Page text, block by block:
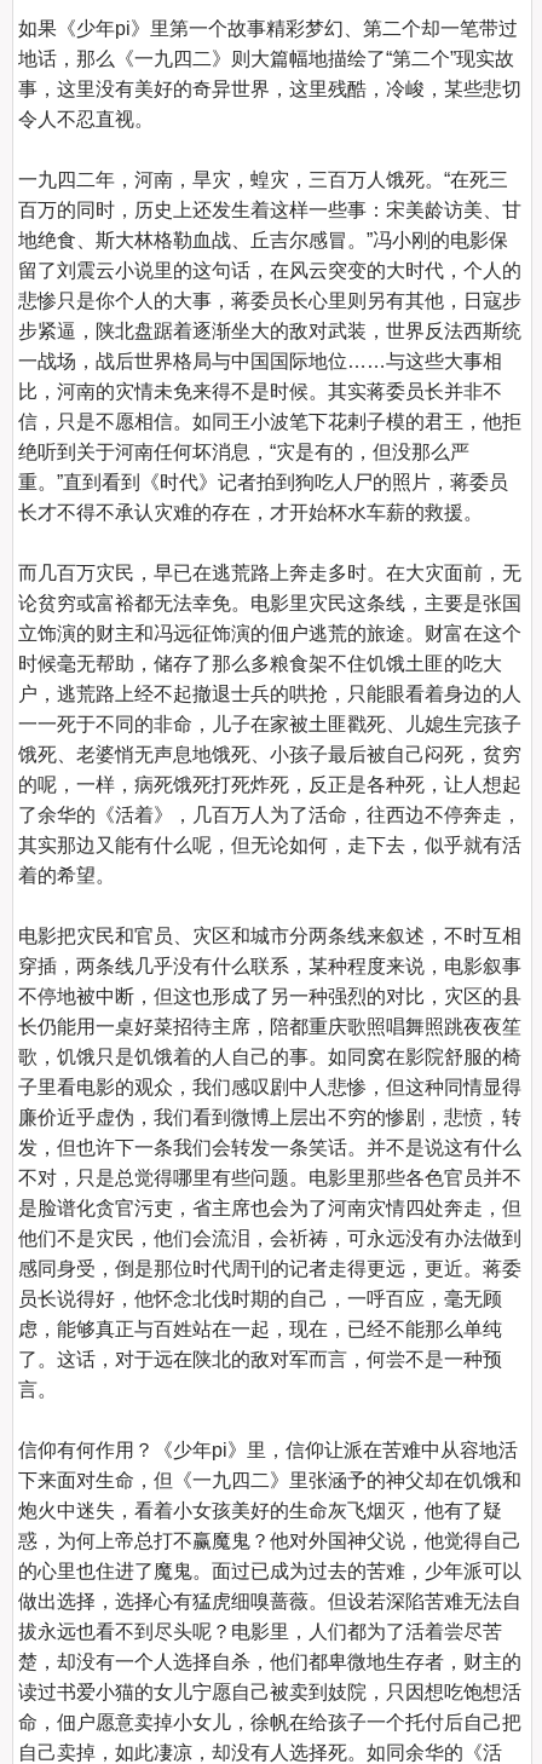
如果《少年pi》里第一个故事精彩梦幻、第二个却一笔带过
地话，那么《一九四二》则大篇幅地描绘了“第二个”现实故
事，这里没有美好的奇异世界，这里残酷，冷峻，某些悲切
令人不忍直视。
一九四二年，河南，旱灾，蝗灾，三百万人饿死。“在死三
百万的同时，历史上还发生着这样一些事：宋美龄访美、甘
地绝食、斯大林格勒血战、丘吉尔感冒。”冯小刚的电影保
留了刘震云小说里的这句话，在风云突变的大时代，个人的
悲惨只是你个人的大事，蒋委员长心里则另有其他，日寇步
步紧逼，陕北盘踞着逐渐坐大的敌对武装，世界反法西斯统
一战场，战后世界格局与中国国际地位……与这些大事相
比，河南的灾情未免来得不是时候。其实蒋委员长并非不
信，只是不愿相信。如同王小波笔下花剌子模的君王，他拒
绝听到关于河南任何坏消息，“灾是有的，但没那么严
重。”直到看到《时代》记者拍到狗吃人尸的照片，蒋委员
长才不得不承认灾难的存在，才开始杯水车薪的救援。
而几百万灾民，早已在逃荒路上奔走多时。在大灾面前，无
论贫穷或富裕都无法幸免。电影里灾民这条线，主要是张国
立饰演的财主和冯远征饰演的佃户逃荒的旅途。财富在这个
时候毫无帮助，储存了那么多粮食架不住饥饿土匪的吃大
户，逃荒路上经不起撤退士兵的哄抢，只能眼看着身边的人
一一死于不同的非命，儿子在家被土匪戳死、儿媳生完孩子
饿死、老婆悄无声息地饿死、小孩子最后被自己闷死，贫穷
的呢，一样，病死饿死打死炸死，反正是各种死，让人想起
了余华的《活着》，几百万人为了活命，往西边不停奔走，
其实那边又能有什么呢，但无论如何，走下去，似乎就有活
着的希望。
电影把灾民和官员、灾区和城市分两条线来叙述，不时互相
穿插，两条线几乎没有什么联系，某种程度来说，电影叙事
不停地被中断，但这也形成了另一种强烈的对比，灾区的县
长仍能用一桌好菜招待主席，陪都重庆歌照唱舞照跳夜夜笙
歌，饥饿只是饥饿着的人自己的事。如同窝在影院舒服的椅
子里看电影的观众，我们感叹剧中人悲惨，但这种同情显得
廉价近乎虚伪，我们看到微博上层出不穷的惨剧，悲愤，转
发，但也许下一条我们会转发一条笑话。并不是说这有什么
不对，只是总觉得哪里有些问题。电影里那些各色官员并不
是脸谱化贪官污吏，省主席也会为了河南灾情四处奔走，但
他们不是灾民，他们会流泪，会祈祷，可永远没有办法做到
感同身受，倒是那位时代周刊的记者走得更远，更近。蒋委
员长说得好，他怀念北伐时期的自己，一呼百应，毫无顾
虑，能够真正与百姓站在一起，现在，已经不能那么单纯
了。这话，对于远在陕北的敌对军而言，何尝不是一种预
言。
信仰有何作用？《少年pi》里，信仰让派在苦难中从容地活
下来面对生命，但《一九四二》里张涵予的神父却在饥饿和
炮火中迷失，看着小女孩美好的生命灰飞烟灭，他有了疑
惑，为何上帝总打不赢魔鬼？他对外国神父说，他觉得自己
的心里也住进了魔鬼。面过已成为过去的苦难，少年派可以
做出选择，选择心有猛虎细嗅蔷薇。但设若深陷苦难无法自
拔永远也看不到尽头呢？电影里，人们都为了活着尝尽苦
楚，却没有一个人选择自杀，他们都卑微地生存者，财主的
读过书爱小猫的女儿宁愿自己被卖到妓院，只因想吃饱想活
命，佃户愿意卖掉小女儿，徐帆在给孩子一个托付后自己把
自己卖掉，如此凄凉，却没有人选择死。如同余华的《活